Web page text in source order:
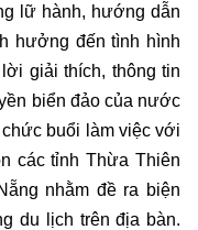
lữ hành, hướng dẫn
hưởng đến tình hình
giải thích, thông tin
biển đảo của nước
buổi làm việc với
các tỉnh Thừa Thiên
nhằm đề ra biện
du lịch trên địa bàn.